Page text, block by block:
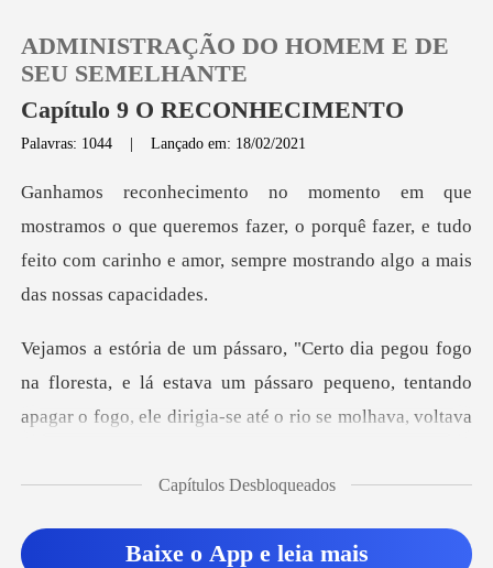
Loja
Histórico
Sair
Baixar App
ADMINISTRAÇÃO DO HOMEM E DE
SEU SEMELHANTE
Capítulo 9 O RECONHECIMENTO
Palavras: 1044 |Lançado em: 18/02/2021
queremos fazer, o porquê fazer, e tudo
feito com carinho e
floresta, e lá estava um pássaro pequeno, tentando
apaga
Capítulos Desbloqueados
Baixe o App e leia mais